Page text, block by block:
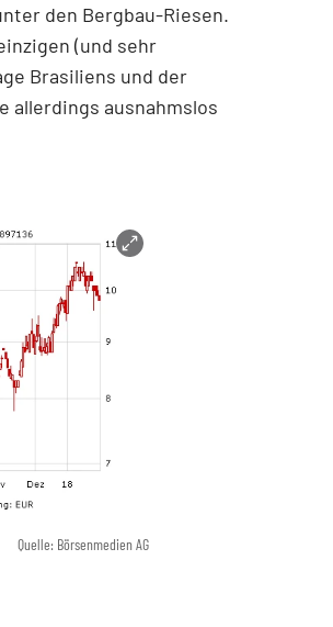
den Bergbau-Riesen.
(und sehr
Brasiliens und der
allerdings ausnahmslos
Quelle: Börsenmedien AG